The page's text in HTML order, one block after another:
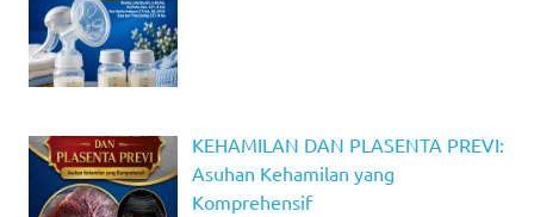
KEHAMILAN DAN PLASENTA PREVI:
Asuhan Kehamilan yang
Komprehensif